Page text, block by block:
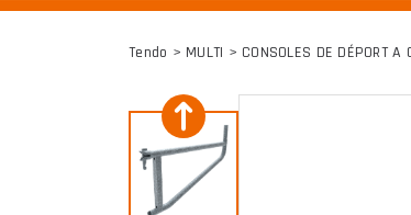
Tendo > MULTI > CONSOLES DE DÉPORT A